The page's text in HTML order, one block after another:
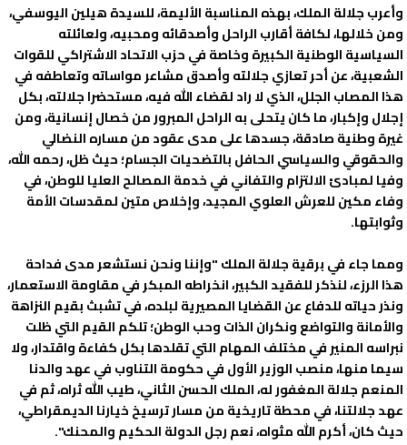
وأعرب جلالة الملك، بهذه المناسبة الأليمة، للسيدة هيلين اليوسفي،
ومن خلالها، لكافة أقارب الراحل وأصدقائه ومحبيه، ولعائلته
السياسية الوطنية الكبيرة وخاصة في حزب الاتحاد الاشتراكي للقوات
الشعبية، عن أحر تعازي جلالته وأصدق مشاعر مواساته وتعاطفه في
هذا المصاب الجلل، الذي لا راد لقضاء الله فيه، مستحضرا جلالته، بكل
إجلال وإكبار، ما كان يتحلى به الراحل المبرور من خصال إنسانية، ومن
غيرة وطنية صادقة، جسدها على مدى عقود من مساره النضالي
والحقوقي والسياسي الحافل بالتضحيات الجسام؛ حيث ظل، رحمه الله،
وفيا لمبادئ الالتزام والتفاني في خدمة المصالح العليا للوطن، في
وفاء مكين للعرش العلوي المجيد، وإخلاص متين لمقدسات الأمة
وثوابتها.
ومما جاء في برقية جلالة الملك "وإننا ونحن نستشعر مدى فداحة
هذا الرزء، لنذكر للفقيد الكبير، انخراطه المبكر في مقاومة الاستعمار،
ونذر حياته للدفاع عن القضايا المصيرية لبلده، في تشبث بقيم النزاهة
والأمانة والتواضع ونكران الذات وحب الوطن؛ تلكم القيم التي ظلت
نبراسه المنير في مختلف المهام التي تقلدها بكل كفاءة واقتدار، ولا
سيما منها، منصب الوزير الأول في حكومة التناوب في عهد والدنا
المنعم جلالة المغفور له، الملك الحسن الثاني، طيب الله ثراه، ثم في
عهد جلالتنا، في محطة تاريخية من مسار ترسيخ خيارنا الديمقراطي،
حيث كان، أكرم الله مثواه، نعم رجل الدولة الحكيم والمحنك".